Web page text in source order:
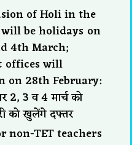
of Holi in the
be holidays on
4th March;
offices will
on 28th February:
2, 3 व 4 मार्च को
को खुलेंगे दफ्तर
non-TET teachers